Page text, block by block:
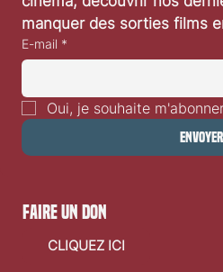
Inscrivez-vous pour
cinéma, découvrir nos
manquer des sorties films
Oui, je souhaite
faire un don